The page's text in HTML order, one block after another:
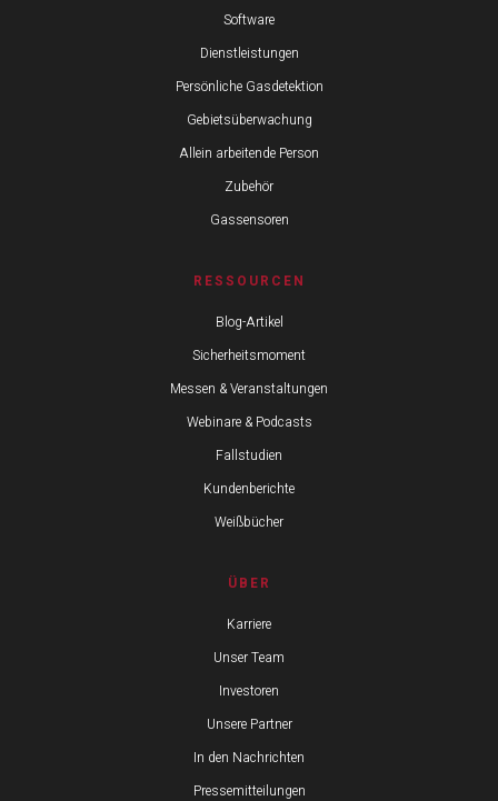
Software
Dienstleistungen
Persönliche Gasdetektion
Gebietsüberwachung
Allein arbeitende Person
Zubehör
Gassensoren
RESSOURCEN
Blog-Artikel
Sicherheitsmoment
Messen & Veranstaltungen
Webinare & Podcasts
Fallstudien
Kundenberichte
Weißbücher
ÜBER
Karriere
Unser Team
Investoren
Unsere Partner
In den Nachrichten
Pressemitteilungen